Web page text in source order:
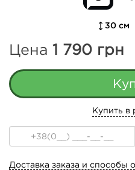
30 см
Цена 1 790 грн
Купить в
Доставка заказа и способы